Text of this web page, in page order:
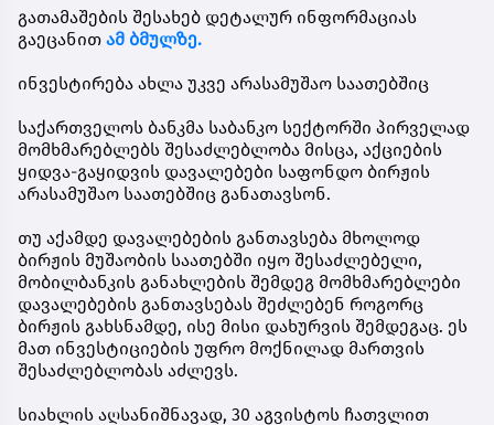
გათამაშების შესახებ დეტალურ ინფორმაციას
გაეცანით ამ ბმულზე.
ინვესტირება ახლა უკვე არასამუშაო საათებშიც
საქართველოს ბანკმა საბანკო სექტორში პირველად
მომხმარებლებს შესაძლებლობა მისცა, აქციების
ყიდვა-გაყიდვის დავალებები საფონდო ბირჟის
არასამუშაო საათებშიც განათავსონ.
თუ აქამდე დავალებების განთავსება მხოლოდ
ბირჟის მუშაობის საათებში იყო შესაძლებელი,
მობილბანკის განახლების შემდეგ მომხმარებლები
დავალებების განთავსებას შეძლებენ როგორც
ბირჟის გახსნამდე, ისე მისი დახურვის შემდეგაც. ეს
მათ ინვესტიციების უფრო მოქნილად მართვის
შესაძლებლობას აძლევს.
სიახლის აღსანიშნავად, 30 აგვისტოს ჩათვლით